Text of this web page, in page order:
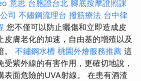
意思 台胞證台北 腳底按摩證照課
司 不鏽鋼流理台 撥筋療法 台中律
您不僅可以防止曬傷和立即造成皮
皮膚老化的加速，自由基的增殖以及
。 不鏽鋼水槽 桃園外燴服務推薦 這
紫外線的有害作用，更確切地說，
表面危險的UVA射線。 在患有酒渣